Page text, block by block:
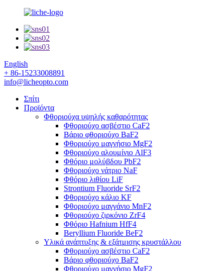
English
+ 86-15233008891
info@licheopto.com
Σπίτι
Προϊόντα
Φθοριούχα υψηλής καθαρότητας
Φθοριούχο ασβέστιο CaF2
Βάριο φθοριούχο BaF2
Φθοριούχο μαγνήσιο MgF2
Φθοριούχο αλουμίνιο AlF3
Φθόριο μολύβδου PbF2
Φθοριούχο νάτριο NaF
Φθόριο λιθίου LiF
Strontium Fluoride SrF2
Φθοριούχο κάλιο KF
Φθοριούχο μαγγάνιο MnF2
Φθοριούχο ζιρκόνιο ZrF4
Φθόριο Hafnium HfF4
Beryllium Fluoride BeF2
Υλικά ανάπτυξης & εξάτμισης κρυστάλλου
Φθοριούχο ασβέστιο CaF2
Βάριο φθοριούχο BaF2
Φθοριούχο μαγνήσιο MgF2